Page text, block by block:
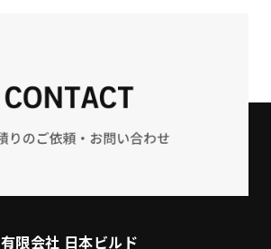
有限会社 日本ビルド